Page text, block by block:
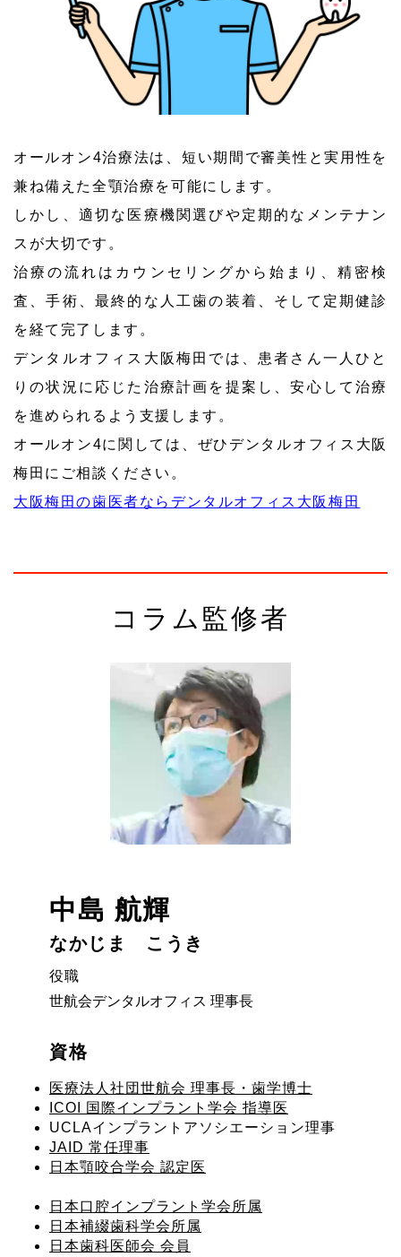
オールオン4治療法は、短い期間で審美性と実用性を
兼ね備えた全顎治療を可能にします。
しかし、適切な医療機関選びや定期的なメンテナン
スが大切です。
治療の流れはカウンセリングから始まり、精密検
査、手術、最終的な人工歯の装着、そして定期健診
を経て完了します。
デンタルオフィス大阪梅田では、患者さん一人ひと
りの状況に応じた治療計画を提案し、安心して治療
を進められるよう支援します。
オールオン4に関しては、ぜひデンタルオフィス大阪
梅田にご相談ください。
大阪梅田の歯医者ならデンタルオフィス大阪梅田
コラム監修者
中島 航輝
なかじま こうき
役職
世航会デンタルオフィス 理事長
資格
医療法人社団世航会 理事長・歯学博士
ICOI 国際インプラント学会 指導医
UCLAインプラントアソシエーション理事
JAID 常任理事
日本顎咬合学会 認定医
日本口腔インプラント学会所属
日本補綴歯科学会所属
日本歯科医師会 会員